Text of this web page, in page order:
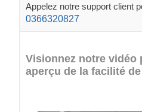
Appelez notre support client
0366320827
Visionnez notre vidéo
aperçu de la facilité